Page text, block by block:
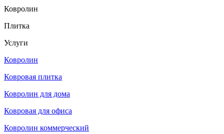
Ковролин
Плитка
Услуги
Ковролин
Ковровая плитка
Ковролин для дома
Ковровая для офиса
Ковролин коммерческий